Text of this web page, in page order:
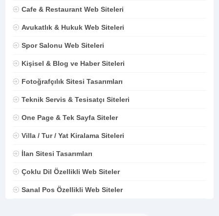
Cafe & Restaurant Web Siteleri
Avukatlık & Hukuk Web Siteleri
Spor Salonu Web Siteleri
Kişisel & Blog ve Haber Siteleri
Fotoğrafçılık Sitesi Tasarımları
Teknik Servis & Tesisatçı Siteleri
One Page & Tek Sayfa Siteler
Villa / Tur / Yat Kiralama Siteleri
İlan Sitesi Tasarımları
Çoklu Dil Özellikli Web Siteler
Sanal Pos Özellikli Web Siteler